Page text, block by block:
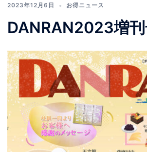
2023年12月6日 お得ニュース
DANRAN2023増